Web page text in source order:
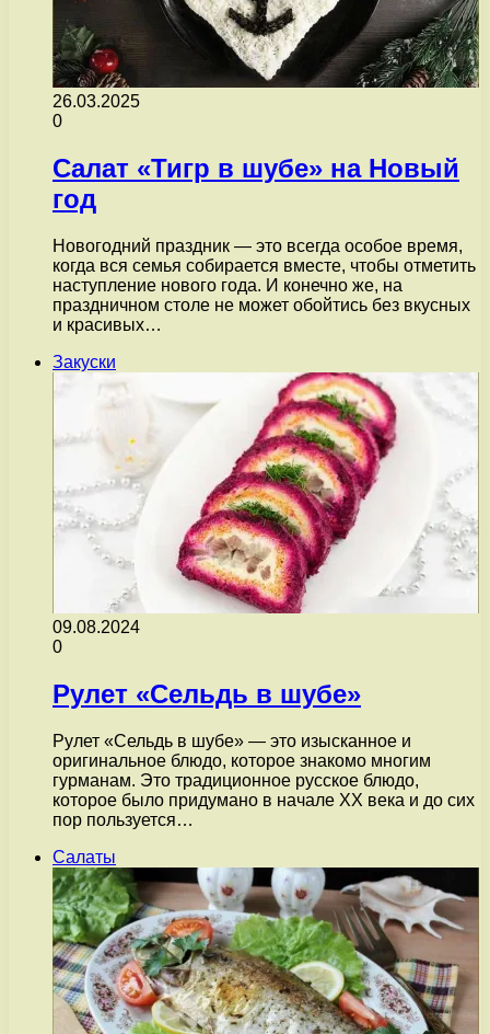
26.03.2025
0
Салат «Тигр в шубе» на Новый
год
Новогодний праздник — это всегда особое время,
когда вся семья собирается вместе, чтобы отметить
наступление нового года. И конечно же, на
праздничном столе не может обойтись без вкусных
и красивых…
Закуски
09.08.2024
0
Рулет «Сельдь в шубе»
Рулет «Сельдь в шубе» — это изысканное и
оригинальное блюдо, которое знакомо многим
гурманам. Это традиционное русское блюдо,
которое было придумано в начале XX века и до сих
пор пользуется…
Салаты